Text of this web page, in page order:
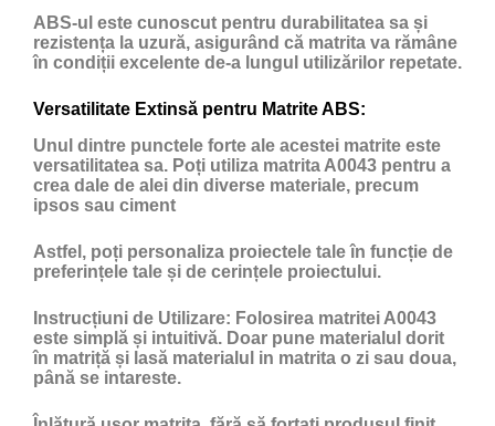
ABS-ul este cunoscut pentru durabilitatea sa și
rezistența la uzură, asigurând că matrita va rămâne
în condiții excelente de-a lungul utilizărilor repetate.
Versatilitate Extinsă pentru Matrite ABS:
Unul dintre punctele forte ale acestei matrite este
versatilitatea sa. Poți utiliza matrita A0043 pentru a
crea dale de alei din diverse materiale, precum
ipsos sau ciment
Astfel, poți personaliza proiectele tale în funcție de
preferințele tale și de cerințele proiectului.
Instrucțiuni de Utilizare: Folosirea matritei A0043
este simplă și intuitivă. Doar pune materialul dorit
în matriță și lasă materialul in matrita o zi sau doua,
până se intareste.